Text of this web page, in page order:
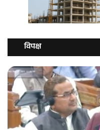
विपक्ष